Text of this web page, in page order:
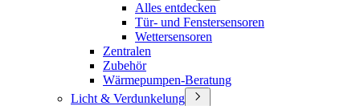
Alles entdecken
Tür- und Fenstersensoren
Wettersensoren
Zentralen
Zubehör
Wärmepumpen-Beratung
Licht & Verdunkelung